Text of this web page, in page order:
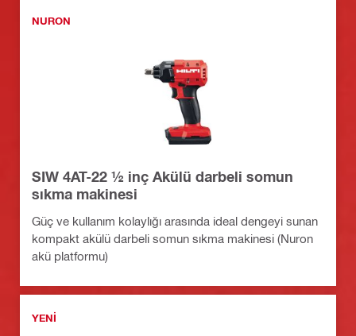
NURON
SIW 4AT-22 ½ inç Akülü darbeli somun
sıkma makinesi
Güç ve kullanım kolaylığı arasında ideal dengeyi sunan
kompakt akülü darbeli somun sıkma makinesi (Nuron
akü platformu)
YENI